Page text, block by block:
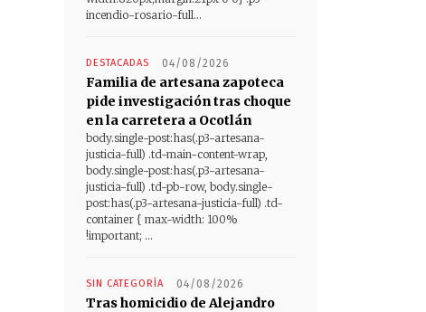
incendio-rosario-full...
DESTACADAS 04/08/2026
Familia de artesana zapoteca
pide investigación tras choque
en la carretera a Ocotlán
body.single-post:has(.p3-artesana-
justicia-full) .td-main-content-wrap,
body.single-post:has(.p3-artesana-
justicia-full) .td-pb-row, body.single-
post:has(.p3-artesana-justicia-full) .td-
container { max-width: 100%
!important; ...
SIN CATEGORÍA 04/08/2026
Tras homicidio de Alejandro